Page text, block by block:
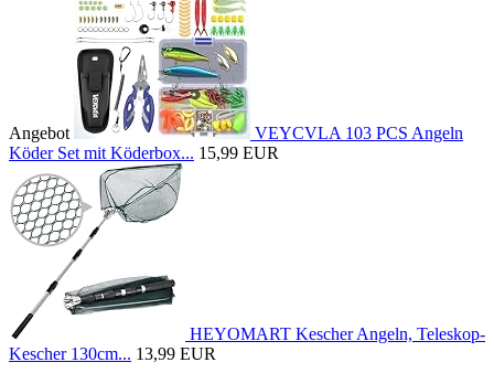
Angebot
VEYCVLA 103 PCS Angeln
Köder Set mit Köderbox... 15,99 EUR
HEYOMART Kescher Angeln, Teleskop-
Kescher 130cm... 13,99 EUR